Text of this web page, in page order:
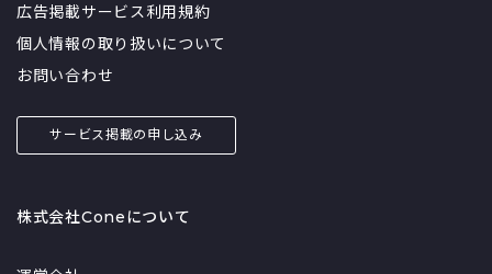
広告掲載サービス利用規約
個人情報の取り扱いについて
お問い合わせ
サービス掲載の申し込み
株式会社Coneについて